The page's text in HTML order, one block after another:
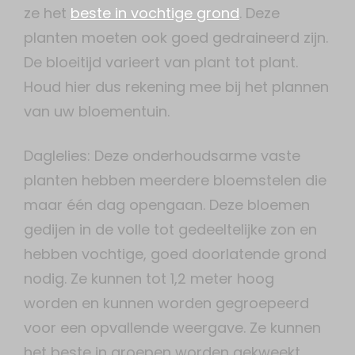
ze het beste in vochtige grond. Deze
planten moeten ook goed gedraineerd zijn.
De bloeitijd varieert van plant tot plant.
Houd hier dus rekening mee bij het plannen
van uw bloementuin.
Daglelies: Deze onderhoudsarme vaste
planten hebben meerdere bloemstelen die
maar één dag opengaan. Deze bloemen
gedijen in de volle tot gedeeltelijke zon en
hebben vochtige, goed doorlatende grond
nodig. Ze kunnen tot 1,2 meter hoog
worden en kunnen worden gegroepeerd
voor een opvallende weergave. Ze kunnen